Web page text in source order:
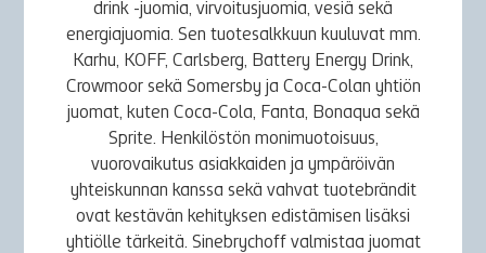
drink -juomia, virvoitusjuomia, vesiä sekä
energiajuomia. Sen tuotesalkkuun kuuluvat mm.
Karhu, KOFF, Carlsberg, Battery Energy Drink,
Crowmoor sekä Somersby ja Coca-Colan yhtiön
juomat, kuten Coca-Cola, Fanta, Bonaqua sekä
Sprite. Henkilöstön monimuotoisuus,
vuorovaikutus asiakkaiden ja ympäröivän
yhteiskunnan kanssa sekä vahvat tuotebrändit
ovat kestävän kehityksen edistämisen lisäksi
yhtiölle tärkeitä. Sinebrychoff valmistaa juomat